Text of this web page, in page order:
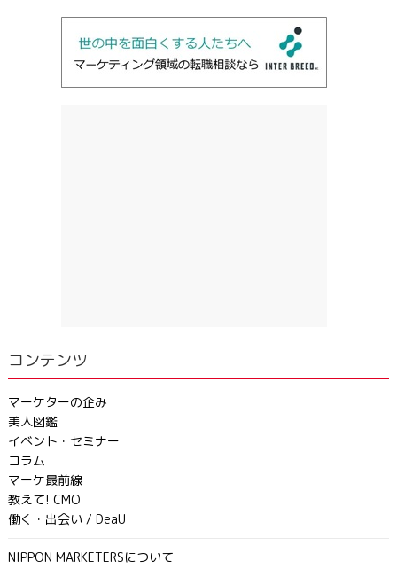
コンテンツ
マーケターの企み
美人図鑑
イベント・セミナー
コラム
マーケ最前線
教えて! CMO
働く・出会い / DeaU
NIPPON MARKETERSについて